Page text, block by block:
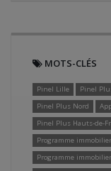
MOTS-CLÉS
Pinel Lille Pinel
Pinel Plus Nord
Pinel Plus Hauts-de-
Programme
Programme